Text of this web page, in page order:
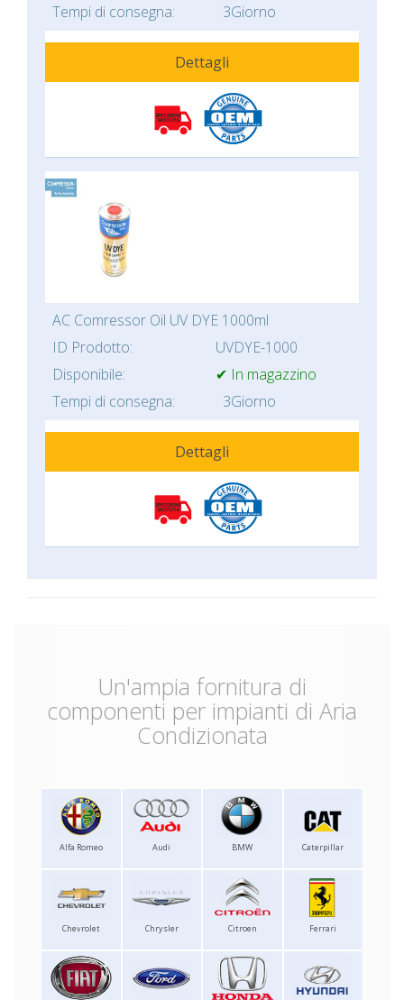
Tempi di consegna:
3Giorno
Dettagli
AC Comressor Oil UV DYE 1000ml
ID Prodotto:
UVDYE-1000
Disponibile:
✔ In magazzino
Tempi di consegna:
3Giorno
Dettagli
Un'ampia fornitura di
componenti per impianti di Aria
Condizionata
Alfa Romeo Audi BMW Caterpillar
Chevrolet Chrysler Citroen Ferrari